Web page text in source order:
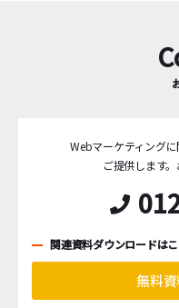
Webマーケティング
ご提供します。
関連資料ダウンロードは
無料